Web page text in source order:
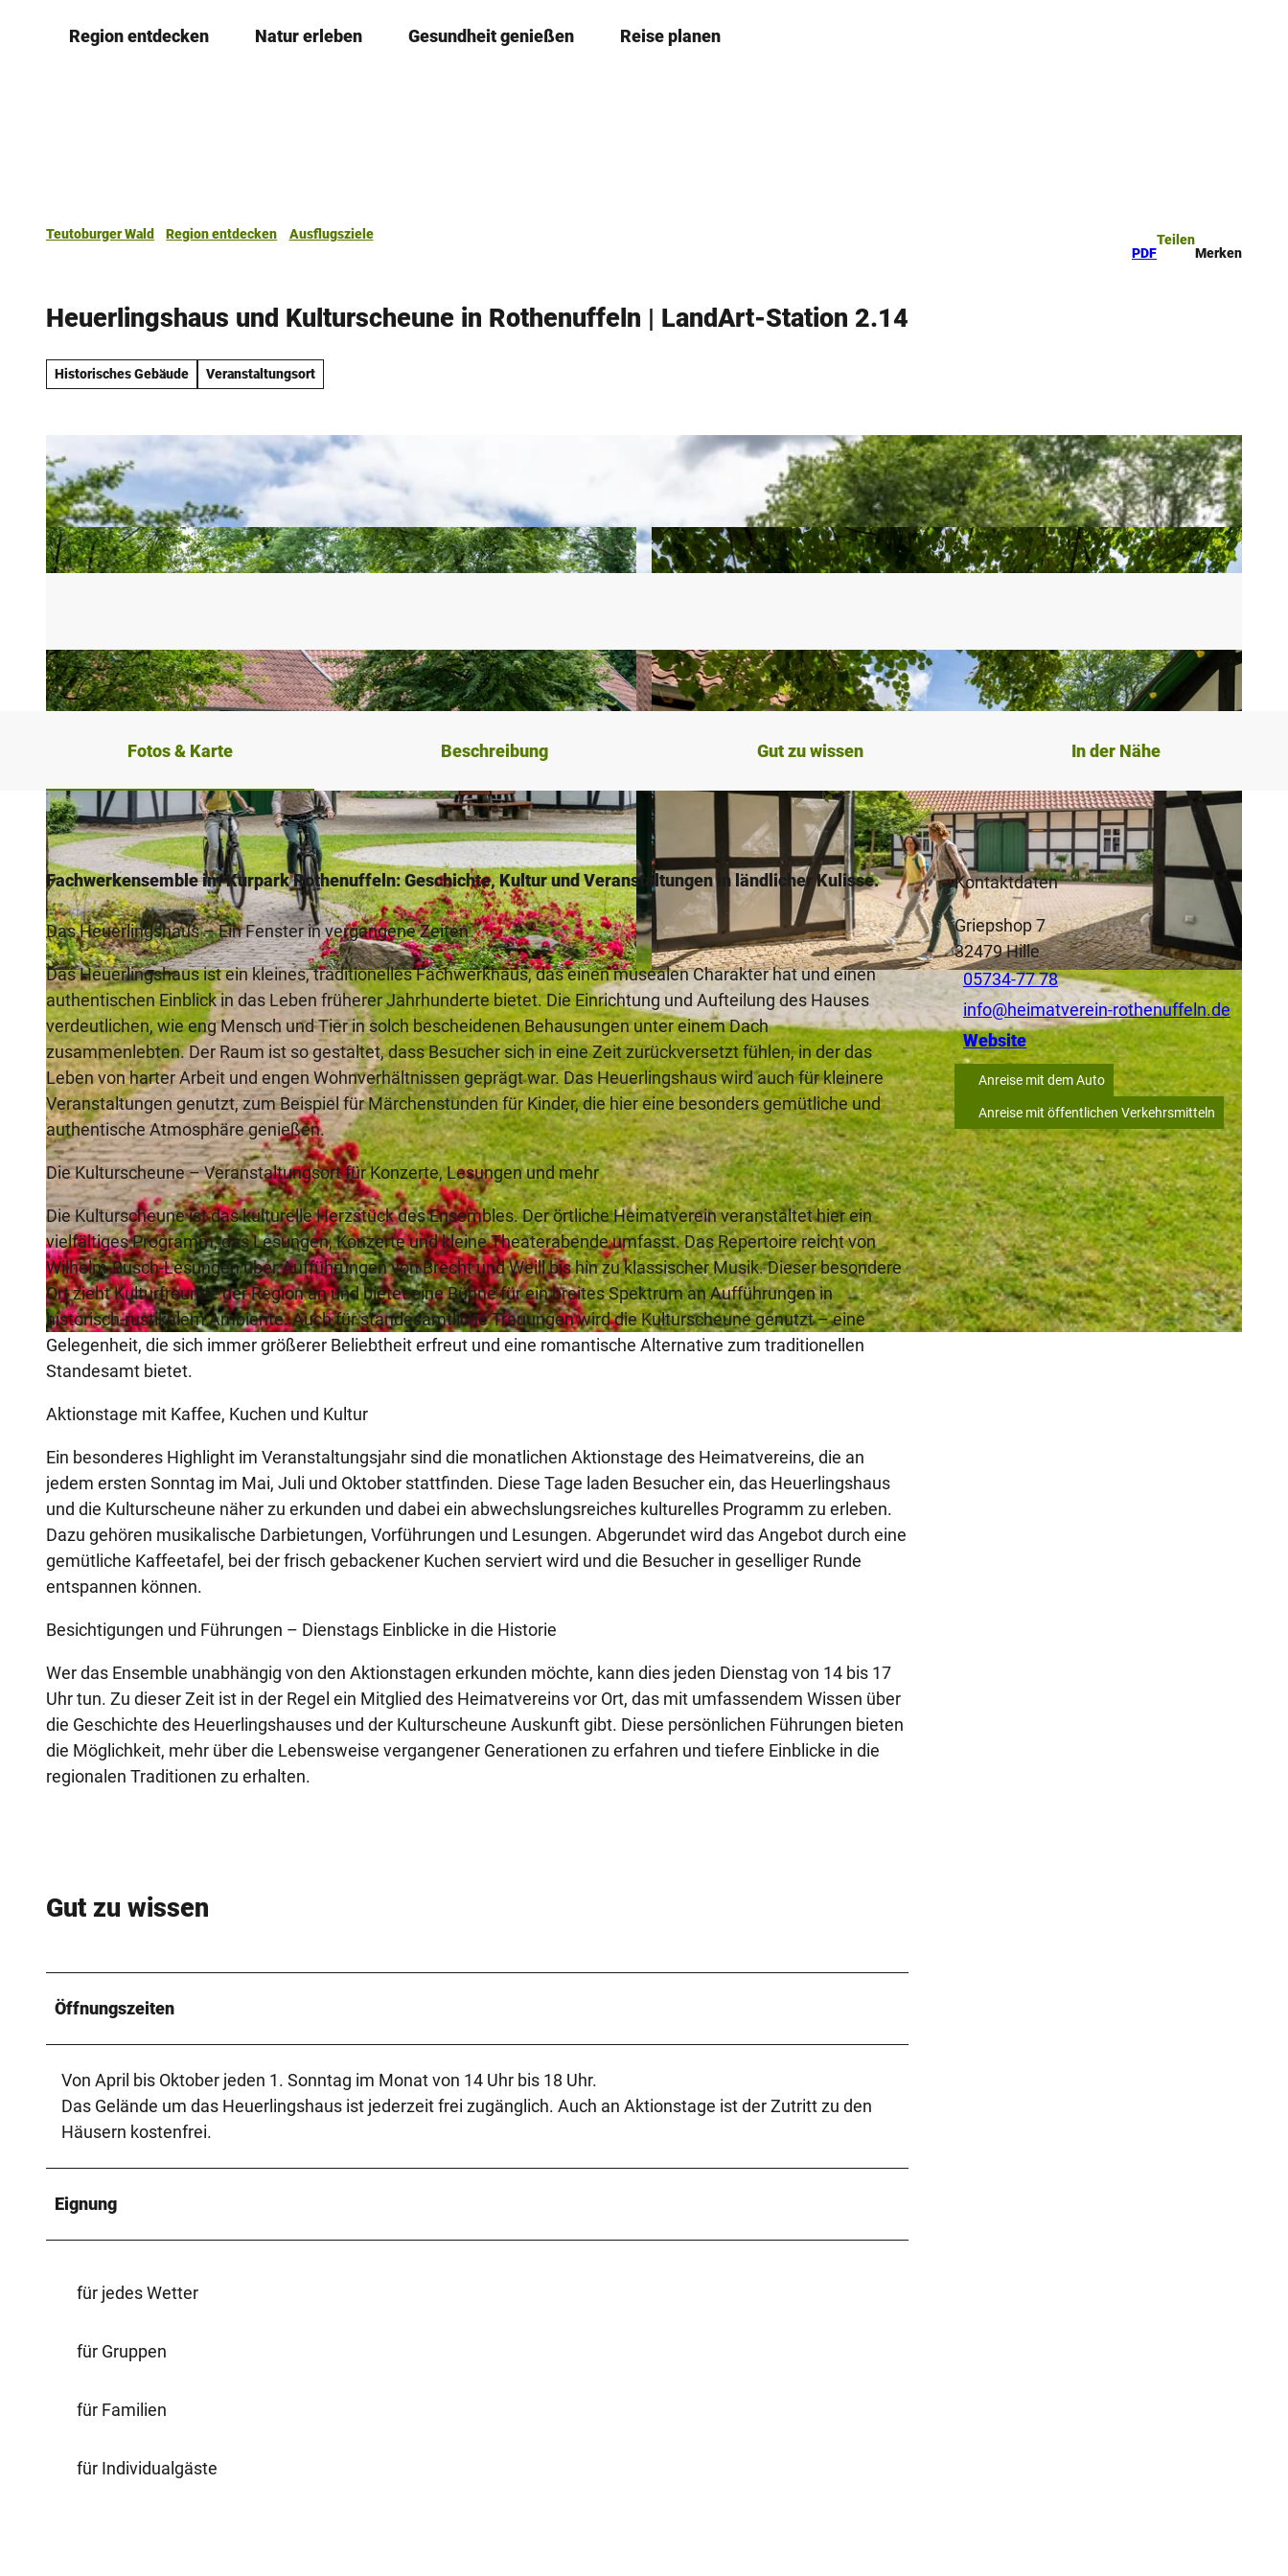
Region entdecken Natur erleben Gesundheit genießen Reise planen
Teutoburger Wald Region entdecken
Ausflugsziele
PDF
Teilen
Merken
Heuerlingshaus und Kulturscheune in Rothenuffeln | LandArt-Station 2.14
Historisches Gebäude Veranstaltungsort
© Teutoburger Wald Tourismus, P. Gawandtka
© Teutoburger Wald Tourismus, P. Gawandtka © Teutoburger Wald Tourismus, P. Gawandtka
Fotos & Karte Beschreibung Gut zu wissen In der Nähe
Fachwerkensemble im Kurpark Rothenuffeln: Geschichte, Kultur und Veranstaltungen in ländlicher Kulisse.
Das Heuerlingshaus – Ein Fenster in vergangene Zeiten
Das Heuerlingshaus ist ein kleines, traditionelles Fachwerkhaus, das einen musealen Charakter hat und einen
authentischen Einblick in das Leben früherer Jahrhunderte bietet. Die Einrichtung und Aufteilung des Hauses
verdeutlichen, wie eng Mensch und Tier in solch bescheidenen Behausungen unter einem Dach
zusammenlebten. Der Raum ist so gestaltet, dass Besucher sich in eine Zeit zurückversetzt fühlen, in der das
Leben von harter Arbeit und engen Wohnverhältnissen geprägt war. Das Heuerlingshaus wird auch für kleinere
Veranstaltungen genutzt, zum Beispiel für Märchenstunden für Kinder, die hier eine besonders gemütliche und
authentische Atmosphäre genießen.
Die Kulturscheune – Veranstaltungsort für Konzerte, Lesungen und mehr
Die Kulturscheune ist das kulturelle Herzstück des Ensembles. Der örtliche Heimatverein veranstaltet hier ein
vielfältiges Programm, das Lesungen, Konzerte und kleine Theaterabende umfasst. Das Repertoire reicht von
Wilhelm-Busch-Lesungen über Aufführungen von Brecht und Weill bis hin zu klassischer Musik. Dieser besondere
Ort zieht Kulturfreunde der Region an und bietet eine Bühne für ein breites Spektrum an Aufführungen in
historisch-rustikalem Ambiente. Auch für standesamtliche Trauungen wird die Kulturscheune genutzt – eine
Gelegenheit, die sich immer größerer Beliebtheit erfreut und eine romantische Alternative zum traditionellen
Standesamt bietet.
Aktionstage mit Kaffee, Kuchen und Kultur
Ein besonderes Highlight im Veranstaltungsjahr sind die monatlichen Aktionstage des Heimatvereins, die an
jedem ersten Sonntag im Mai, Juli und Oktober stattfinden. Diese Tage laden Besucher ein, das Heuerlingshaus
und die Kulturscheune näher zu erkunden und dabei ein abwechslungsreiches kulturelles Programm zu erleben.
Dazu gehören musikalische Darbietungen, Vorführungen und Lesungen. Abgerundet wird das Angebot durch eine
gemütliche Kaffeetafel, bei der frisch gebackener Kuchen serviert wird und die Besucher in geselliger Runde
entspannen können.
Besichtigungen und Führungen – Dienstags Einblicke in die Historie
Wer das Ensemble unabhängig von den Aktionstagen erkunden möchte, kann dies jeden Dienstag von 14 bis 17
Uhr tun. Zu dieser Zeit ist in der Regel ein Mitglied des Heimatvereins vor Ort, das mit umfassendem Wissen über
die Geschichte des Heuerlingshauses und der Kulturscheune Auskunft gibt. Diese persönlichen Führungen bieten
die Möglichkeit, mehr über die Lebensweise vergangener Generationen zu erfahren und tiefere Einblicke in die
regionalen Traditionen zu erhalten.
Gut zu wissen
Öffnungszeiten
Von April bis Oktober jeden 1. Sonntag im Monat von 14 Uhr bis 18 Uhr.
Das Gelände um das Heuerlingshaus ist jederzeit frei zugänglich. Auch an Aktionstage ist der Zutritt zu den
Häusern kostenfrei.
Eignung
für jedes Wetter
für Gruppen
für Familien
für Individualgäste
Kontaktdaten
Griepshop 7
32479Hille
05734-77 78
info@heimatverein-rothenuffeln.de
Website
Anreise mit dem Auto
Anreise mit öffentlichen Verkehrsmitteln